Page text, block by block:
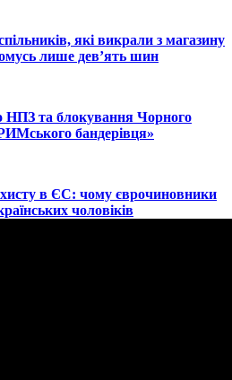
які викрали з магазину
лише дев’ять шин
НПЗ та блокування Чорного
бандерівця»
в ЄС: чому єврочиновники
чоловіків